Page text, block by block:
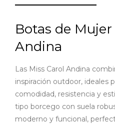
Botas de
Andina
Las Miss Carol Andina
inspiración outdoor, ideales
comodidad, resistencia y
tipo borcego con suela
moderno y funcional,